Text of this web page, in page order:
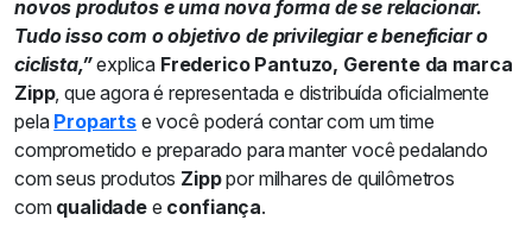
novos produtos e uma nova forma de se relacionar.
Tudo isso com o objetivo de privilegiar e beneficiar o
ciclista,”explica Frederico Pantuzo, Gerente da marca
Zipp, que agora é representada e distribuída oficialmente
pela Proparts e você poderá contar com um time
comprometido e preparado para manter você pedalando
com seus produtos Zipppor milhares de quilômetros
com qualidade e confiança.